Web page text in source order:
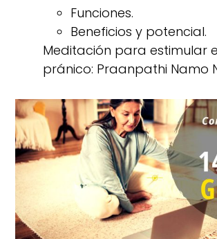
Funciones.
Beneficios y potencial.
Meditación para estimular
pránico: Praanpathi Namo